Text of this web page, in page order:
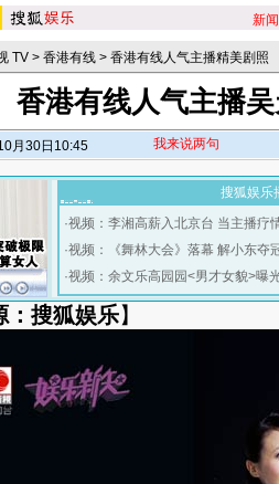
新闻
TV > 香港有线 > 香港有线人气主播精美剧照
香港有线人气主播
月30日10:45 我来说两句
搜狐娱乐
·视频：李湘高薪入北京台 当主播疗
·视频：《舞林大会》落幕 解小东夺
·视频：余文乐高园园<男才女貌>曝
：搜狐娱乐】